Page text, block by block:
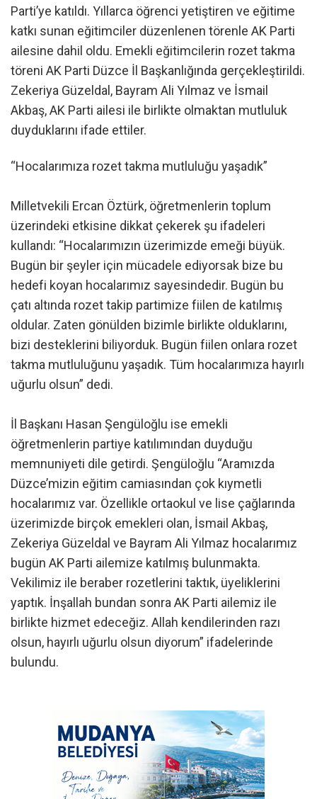
Parti’ye katıldı. Yıllarca öğrenci yetiştiren ve eğitime
katkı sunan eğitimciler düzenlenen törenle AK Parti
ailesine dahil oldu. Emekli eğitimcilerin rozet takma
töreni AK Parti Düzce İl Başkanlığında gerçekleştirildi.
Zekeriya Güzeldal, Bayram Ali Yılmaz ve İsmail
Akbaş, AK Parti ailesi ile birlikte olmaktan mutluluk
duyduklarını ifade ettiler.
“Hocalarımıza rozet takma mutluluğu yaşadık”
Milletvekili Ercan Öztürk, öğretmenlerin toplum
üzerindeki etkisine dikkat çekerek şu ifadeleri
kullandı: “Hocalarımızın üzerimizde emeği büyük.
Bugün bir şeyler için mücadele ediyorsak bize bu
hedefi koyan hocalarımız sayesindedir. Bugün bu
çatı altında rozet takip partimize fiilen de katılmış
oldular. Zaten gönülden bizimle birlikte olduklarını,
bizi desteklerini biliyorduk. Bugün fiilen onlara rozet
takma mutluluğunu yaşadık. Tüm hocalarımıza hayırlı
uğurlu olsun” dedi.
İl Başkanı Hasan Şengüloğlu ise emekli
öğretmenlerin partiye katılımından duyduğu
memnuniyeti dile getirdi. Şengüloğlu “Aramızda
Düzce’mizin eğitim camiasından çok kıymetli
hocalarımız var. Özellikle ortaokul ve lise çağlarında
üzerimizde birçok emekleri olan, İsmail Akbaş,
Zekeriya Güzeldal ve Bayram Ali Yılmaz hocalarımız
bugün AK Parti ailemize katılmış bulunmakta.
Vekilimiz ile beraber rozetlerini taktık, üyeliklerini
yaptık. İnşallah bundan sonra AK Parti ailemiz ile
birlikte hizmet edeceğiz. Allah kendilerinden razı
olsun, hayırlı uğurlu olsun diyorum” ifadelerinde
bulundu.